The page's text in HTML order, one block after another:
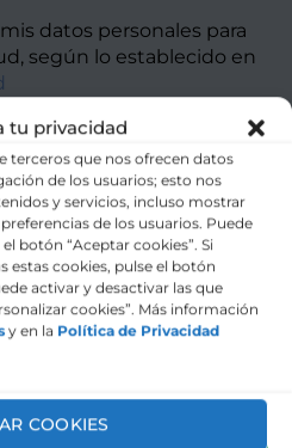
tu privacidad
terceros que nos ofrecen datos
de los usuarios; esto nos
y servicios, incluso mostrar
de los usuarios. Puede
botón “Aceptar cookies”. Si
estas cookies, pulse el botón
activar y desactivar las que
cookies”. Más información
y en la Política de Privacidad
COOKIES
datos personales para
según lo establecido en
y se aplican la
del serviciode Google.
de datos:
MOVILIDAD, S.L.
11, 4ª, CP 46980 Paterna
para resolver la solicitud
este formulario de contacto.
en este formulario.
acceder a sus datos,
oponerse a ello y a la portabilidad